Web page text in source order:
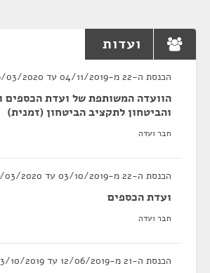
ועדות
הכנסת ה-22 מ-04/11/2019 עד 16/03/2020
הוועדה המשותפת של ועדת הכספים
והביטחון לתקציב הביטחון (זמנית)
חבר ועדה
הכנסת ה-22 מ-03/10/2019 עד 16/03/2020
ועדת הכספים
חבר ועדה
הכנסת ה-21 מ-12/06/2019 עד 03/10/2019